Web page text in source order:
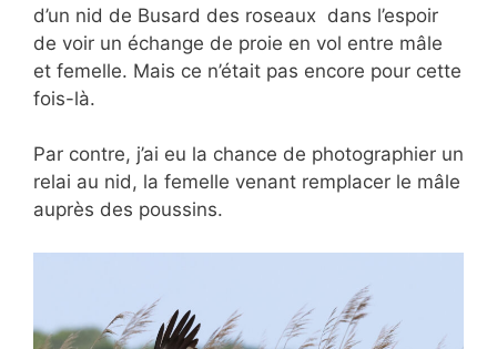
d’un nid de Busard des roseaux dans l’espoir
de voir un échange de proie en vol entre mâle
et femelle. Mais ce n’était pas encore pour cette
fois-là.
Par contre, j’ai eu la chance de photographier un
relai au nid, la femelle venant remplacer le mâle
auprès des poussins.